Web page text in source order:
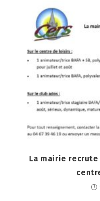
La mairie